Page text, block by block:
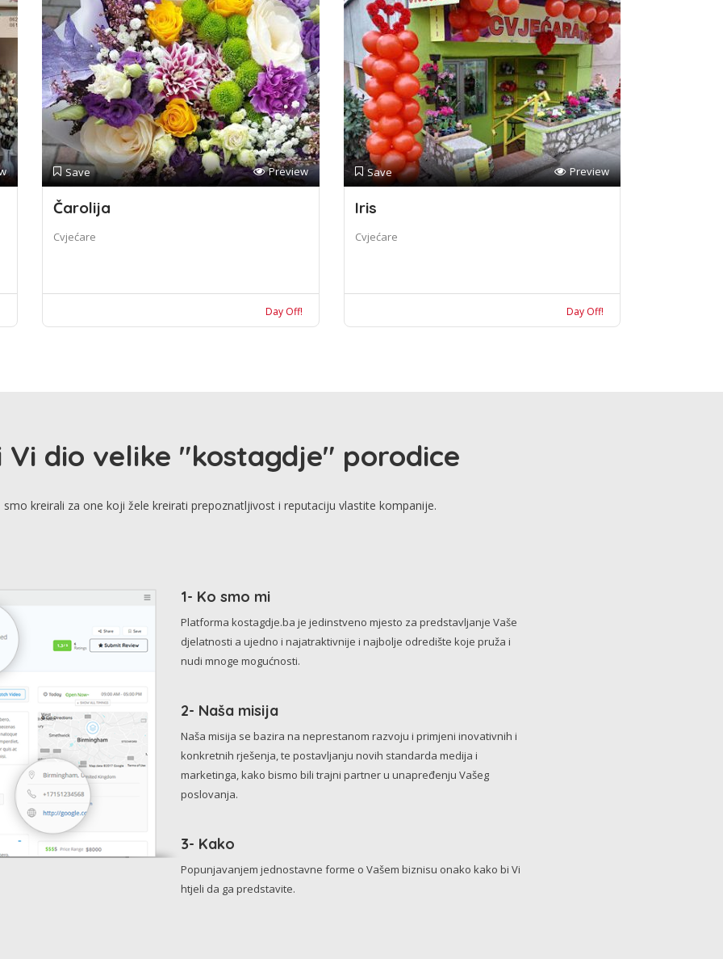
Save Preview
Čarolija
Cvjećare
Day Off!
Save Preview
Iris
Cvjećare
Day Off!
Vi dio velike "kostagdje" porodice
kreirali za one koji žele kreirati prepoznatljivost i reputaciju vlastite kompanije.
1- Ko smo mi
Platforma kostagdje.ba je jedinstveno mjesto za predstavljanje Vaše
djelatnosti a ujedno i najatraktivnije i najbolje odredište koje pruža i
nudi mnoge mogućnosti.
2- Naša misija
Naša misija se bazira na neprestanom razvoju i primjeni inovativnih i
konkretnih rješenja, te postavljanju novih standarda medija i
marketinga, kako bismo bili trajni partner u unapređenju Vašeg
poslovanja.
3- Kako
Popunjavanjem jednostavne forme o Vašem biznisu onako kako bi Vi
htjeli da ga predstavite.